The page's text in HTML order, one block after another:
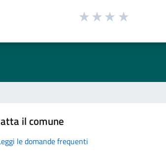
il comune
le domande frequenti